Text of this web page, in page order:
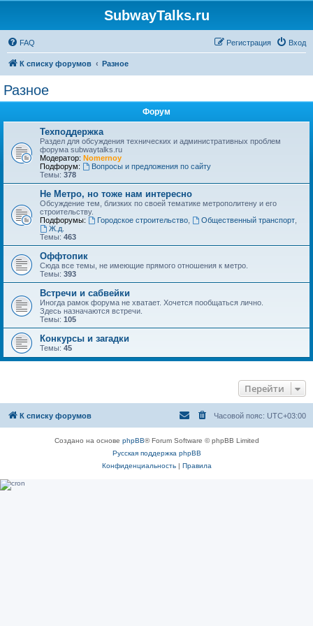
SubwayTalks.ru
FAQ Вход
Регистрация
К списку форумов Разное
Разное
Форум
Техподдержка
Раздел для обсуждения технических и административных проблем
форума subwaytalks.ru
Модератор: Nomernoy
Подфорум:
Вопросы и предложения по сайту
Темы: 378
Не Метро, но тоже нам интересно
Обсуждение тем, близких по своей тематике метрополитену и его
строительству.
Подфорумы:
Городское строительство, Общественный транспорт,
Ж.д.
Темы: 463
Оффтопик
Сюда все темы, не имеющие прямого отношения к метро.
Темы: 393
Встречи и сабвейки
Иногда рамок форума не хватает. Хочется пообщаться лично.
Здесь назначаются встречи.
Темы: 105
Конкурсы и загадки
Темы: 45
Перейти
К списку форумов Часовой пояс: UTC+03:00
Создано на основе phpBB® Forum Software © phpBB Limited
Русская поддержка phpBB
Конфиденциальность| Правила